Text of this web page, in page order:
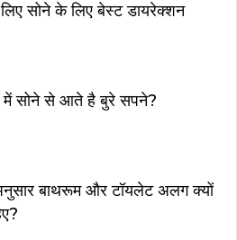
सोने के लिए बेस्ट डायरेक्शन
में सोने से आते है बुरे सपने?
बाथरूम और टॉयलेट अलग क्यों